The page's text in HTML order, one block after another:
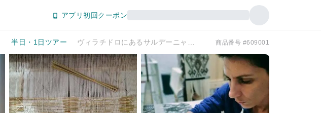
アプリ初回クーポン
半日・1日ツアー 商品番号 #609001